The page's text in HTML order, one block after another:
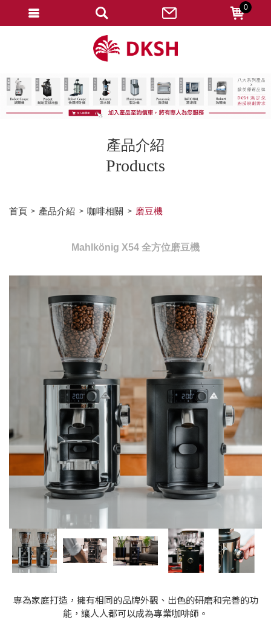
產品介紹
Products
首頁 產品介紹 咖啡相關 磨豆機
Mahlkönig X54 全方位磨豆機
專為家庭打造，擁有相同的品牌外觀、出色的研磨和完善的功
能，讓人人都可以成為專業咖啡師。
0
忘記密碼
變更密碼
匯款通知